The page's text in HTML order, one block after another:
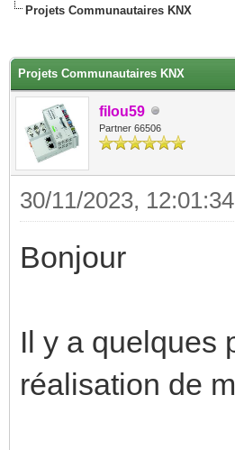
Projets Communautaires KNX
Projets Communautaires KNX
filou59
Partner 66506
30/11/2023, 12:01:34
Bonjour
Il y a quelques
réalisation de